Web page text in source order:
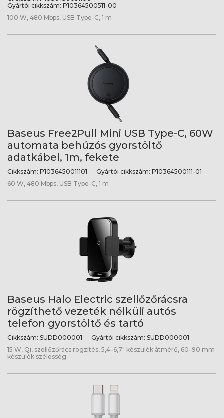
Gyártói cikkszám: P10364500511-00
100 W, 480 Mbps, USB Type-C, 1 m
Baseus Free2Pull Mini USB Type-C, 60W
automata behúzós gyorstöltő
adatkábel, 1m, fekete
Cikkszám: P1036450011101 Gyártói cikkszám: P10364500111-01
60 W, 480 Mbps, USB Type-C, 1 m
Baseus Halo Electric szellőzőrácsra
rögzíthető vezeték nélküli autós
telefon gyorstöltő és tartó
Cikkszám: SUDD000001 Gyártói cikkszám: SUDD000001
15 W, Qi, szellőzőrács rögzítés, 5,4–6,7" készülék átmérő, 60–90 mm
készülék szélesség